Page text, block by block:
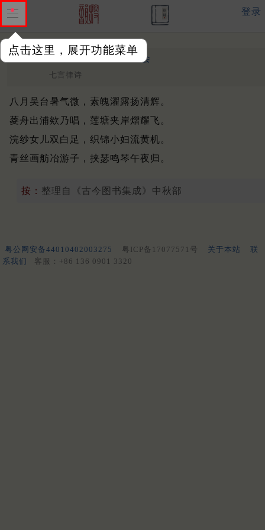
点击这里，展开功能菜单
登录
中秋吴门即事 明 ·汪道会
七言律诗
八月吴台暑气微，素魄濯露扬清辉。
菱舟出浦欸乃唱，莲塘夹岸熠耀飞。
浣纱女儿双白足，织锦小妇流黄机。
青丝画舫冶游子，挟瑟鸣琴午夜归。
按： 整理自《古今图书集成》中秋部
粤公网安备44010402003275 粤ICP备17077571号 关于本站
联
系我们
客服：+86 136 0901 3320